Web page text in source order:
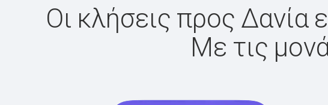
Οι κλήσεις προς Δανία
Με τις